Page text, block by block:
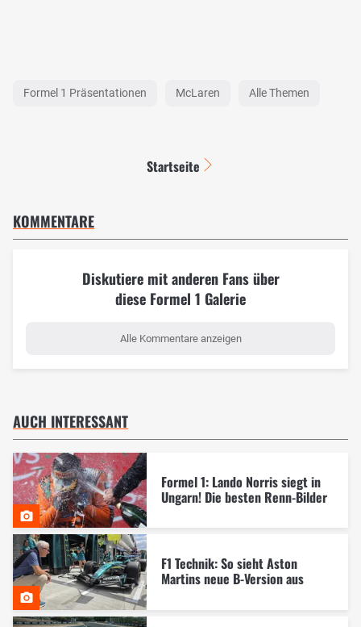
Formel 1 Präsentationen McLaren Alle Themen
Startseite
KOMMENTARE
Diskutiere mit anderen Fans über
diese Formel 1 Galerie
Alle Kommentare anzeigen
AUCH INTERESSANT
Formel 1: Lando Norris siegt in
Ungarn! Die besten Renn-Bilder
F1 Technik: So sieht Aston
Martins neue B-Version aus